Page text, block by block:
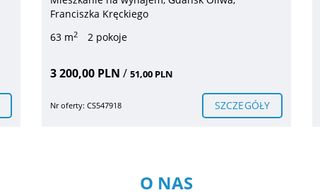
Franciszka Kręckiego
63 m2 2 pokoje
3 200,00 PLN / 51,00 PLN
Nr oferty: CS547918 SZCZEGÓŁY
O NAS